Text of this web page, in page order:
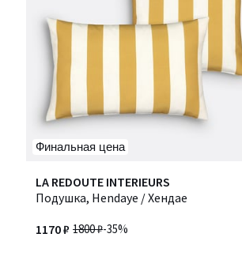
Финальная цена
LA REDOUTE INTERIEURS
Подушка, Hendaye / Хендае
1800 ₽-35%
1170 ₽
4,4
/ 5
Количество
цветов: